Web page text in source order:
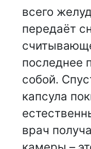
всего
передаёт
последнее
собой.
капсула
врач